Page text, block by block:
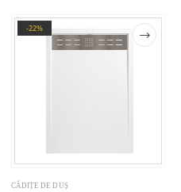
-22%
CĂDIȚE DE DUȘ